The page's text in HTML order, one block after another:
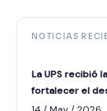
NOTICIAS
La UPS recibió
fortalecer el